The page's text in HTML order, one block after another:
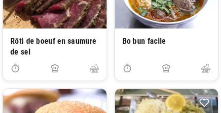
Rôti de boeuf en saumure
de sel
Bo bun facile